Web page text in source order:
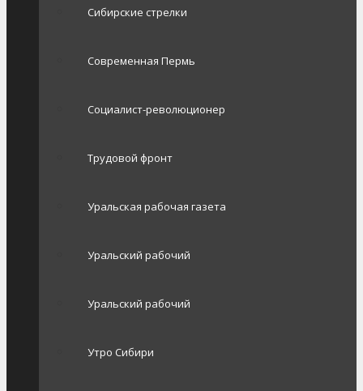
Сибирские стрелки
Современная Пермь
Социалист-революционер
Трудовой фронт
Уральская рабочая газета
Уральский рабочий
Уральский рабочий
Утро Сибири